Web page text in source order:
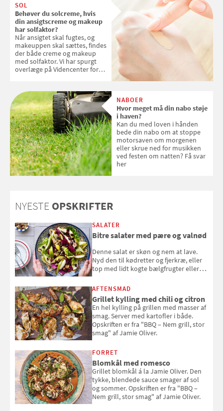
SOL
Behøver du solcreme, hvis
din ansigtscreme og makeup
har solfaktor?
Når ansigtet skal fugtes, og
makeuppen skal sættes, findes
der både creme og makeup
med solfaktor. Vi har spurgt
overlæge på Videncenter for
med SPF kan erstatte
solcreme, når man bevæger
sig ud i solen
NABOER
Hvor meget må din nabo støje
i haven?
Kan du med loven i hånden
bede din nabo om at stoppe
motorsaven om morgenen
eller skrue ned for musikken
ved festen om natten? Få svar
her
NYESTE OPSKRIFTER
SALATER
Bitre salater med pære og valnød
Denne salat er skøn og nem at lave.
Nyd den til kødretter og fjerkræ, eller
top med lidt kogte bælgfrugter eller
selvstændigt måltid. Opskriften er fra
Louisa Lorangs kogebog "Salat".
AFTENSMAD
Grillet kylling med chili og citron
En hel kylling på grillen med masser af
smag. Server med kartofler i både.
Opskriften er fra "BBQ – Nem grill, stor
smag" af Jamie Oliver.
FORRET
Blomkål med romesco
Grillet blomkål á la Jamie Oliver. Den
tykke, blendede sauce smager af sol
og sommer. Opskriften er fra "BBQ –
Nem grill, stor smag" af Jamie Oliver.